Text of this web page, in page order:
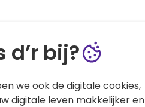
d’r bij?
we ook de digitale cookies,
digitale leven makkelijker en